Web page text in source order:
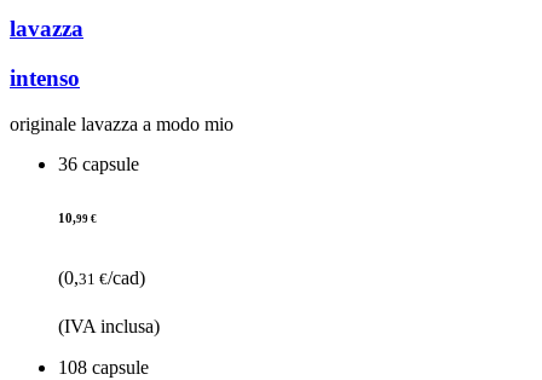
lavazza
intenso
originale lavazza a modo mio
36 capsule
10,99 €
(0,31 €/cad)
(IVA inclusa)
108 capsule